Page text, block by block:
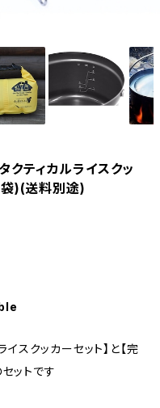
ティカルライスクッ
)(送料別途)
スクッカーセット】と【完
ットです